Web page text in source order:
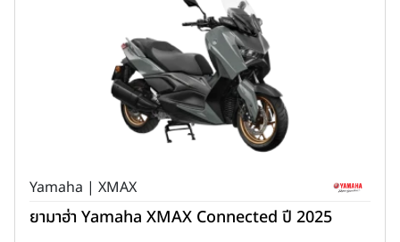
Yamaha | XMAX
ยามาฮ่า Yamaha XMAX Connected ปี 2025